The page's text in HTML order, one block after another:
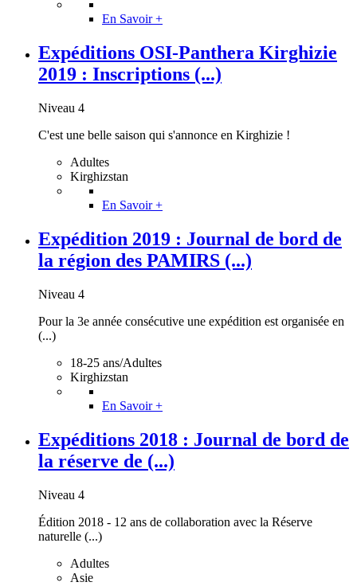
En Savoir +
Expéditions OSI-Panthera Kirghizie
2019 : Inscriptions (...)
Niveau 4
C'est une belle saison qui s'annonce en Kirghizie !
Adultes
Kirghizstan
En Savoir +
Expédition 2019 : Journal de bord de
la région des PAMIRS (...)
Niveau 4
Pour la 3e année consécutive une expédition est organisée en
(...)
18-25 ans/Adultes
Kirghizstan
En Savoir +
Expéditions 2018 : Journal de bord de
la réserve de (...)
Niveau 4
Édition 2018 - 12 ans de collaboration avec la Réserve
naturelle (...)
Adultes
Asie